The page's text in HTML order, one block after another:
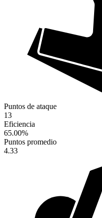
Puntos de ataque
13
Eficiencia
65.00%
Puntos promedio
4.33